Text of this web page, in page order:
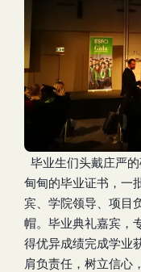
毕业生们头戴庄严
甸甸的毕业证书，一
宾、学院领导、项目
帽。毕业典礼嘉宾，
得优异成绩完成学业
肩负责任，树立信心